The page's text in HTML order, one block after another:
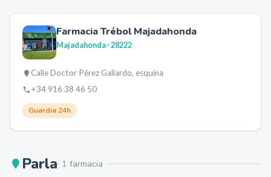
Farmacia Trébol Majadahonda
Majadahonda· 28222
Calle Doctor Pérez Gallardo, esquina
+34 916 38 46 50
Guardia 24h
Parla· 1 farmacia